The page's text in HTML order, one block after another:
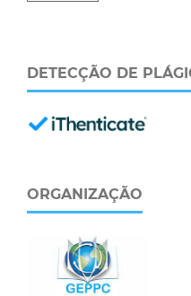
DETECÇÃO DE
ORGANIZAÇÃO